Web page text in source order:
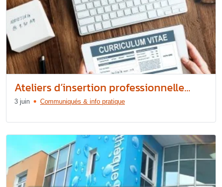
Ateliers d’insertion professionnelle...
3 juin Communiqués & info pratique